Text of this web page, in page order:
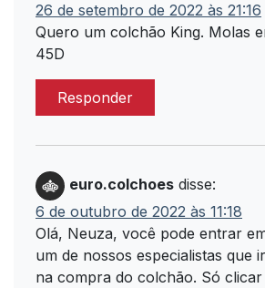
26 de setembro de 2022 às 21:16
Quero um colchão King. Molas
45D
Responder
euro.colchoes disse:
6 de outubro de 2022 às 11:18
Olá, Neuza, você pode entrar
um de nossos especialistas que
na compra do colchão. Só